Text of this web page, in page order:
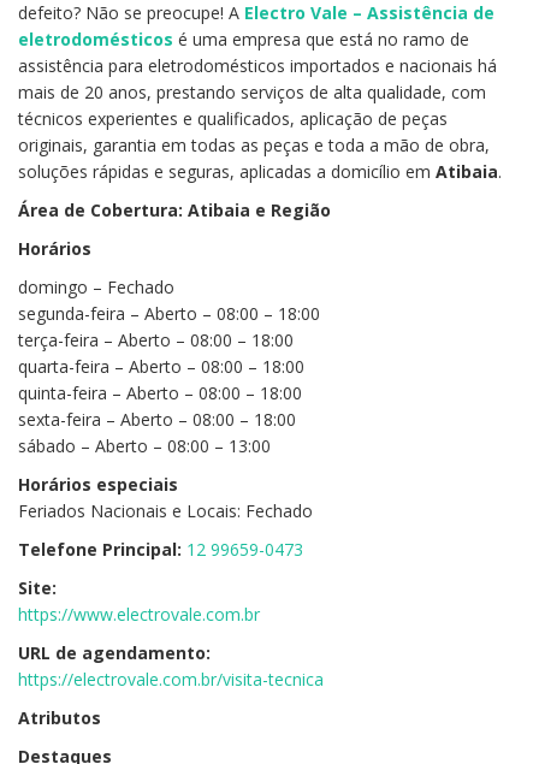
defeito? Não se preocupe! A Electro Vale – Assistência de
eletrodomésticos é uma empresa que está no ramo de
assistência para eletrodomésticos importados e nacionais há
mais de 20 anos, prestando serviços de alta qualidade, com
técnicos experientes e qualificados, aplicação de peças
originais, garantia em todas as peças e toda a mão de obra,
soluções rápidas e seguras, aplicadas a domicílio em Atibaia.
Área de Cobertura: Atibaia e Região
Horários
domingo – Fechado
segunda-feira – Aberto – 08:00 – 18:00
terça-feira – Aberto – 08:00 – 18:00
quarta-feira – Aberto – 08:00 – 18:00
quinta-feira – Aberto – 08:00 – 18:00
sexta-feira – Aberto – 08:00 – 18:00
sábado – Aberto – 08:00 – 13:00
Horários especiais
Feriados Nacionais e Locais: Fechado
Telefone Principal: 12 99659-0473
Site:
https://www.electrovale.com.br
URL de agendamento:
https://electrovale.com.br/visita-tecnica
Atributos
Destaques